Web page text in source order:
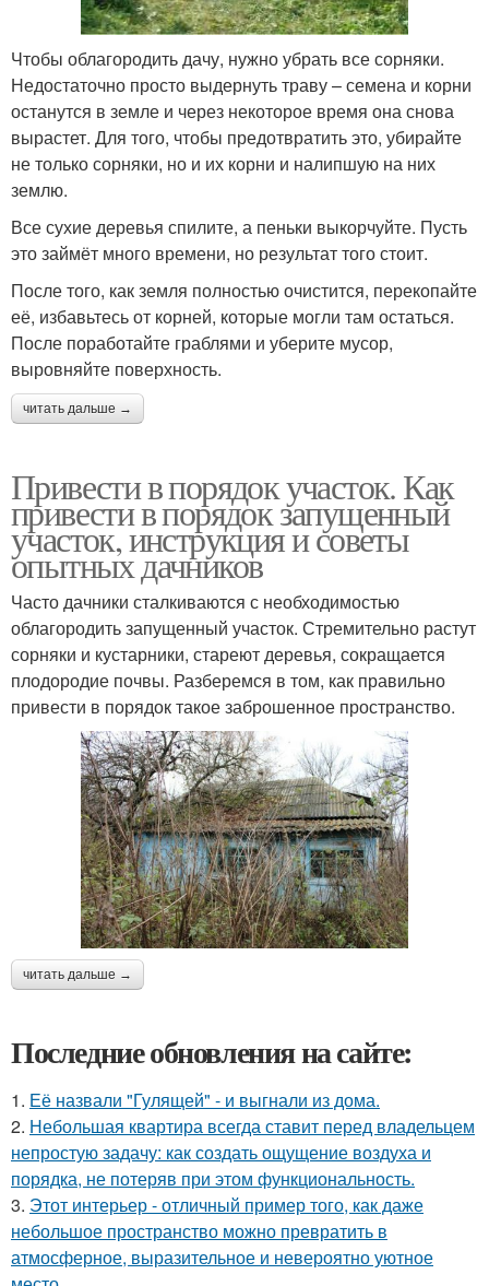
Чтобы облагородить дачу, нужно убрать все сорняки.
Недостаточно просто выдернуть траву – семена и корни
останутся в земле и через некоторое время она снова
вырастет. Для того, чтобы предотвратить это, убирайте
не только сорняки, но и их корни и налипшую на них
землю.
Все сухие деревья спилите, а пеньки выкорчуйте. Пусть
это займёт много времени, но результат того стоит.
После того, как земля полностью очистится, перекопайте
её, избавьтесь от корней, которые могли там остаться.
После поработайте граблями и уберите мусор,
выровняйте поверхность.
читать дальше →
Привести в порядок участок. Как
привести в порядок запущенный
участок, инструкция и советы
опытных дачников
Часто дачники сталкиваются с необходимостью
облагородить запущенный участок. Стремительно растут
сорняки и кустарники, стареют деревья, сокращается
плодородие почвы. Разберемся в том, как правильно
привести в порядок такое заброшенное пространство.
читать дальше →
Последние обновления на сайте:
1. Её назвали "Гулящей" - и выгнали из дома.
2. Небольшая квартира всегда ставит перед владельцем
непростую задачу: как создать ощущение воздуха и
порядка, не потеряв при этом функциональность.
3. Этот интерьер - отличный пример того, как даже
небольшое пространство можно превратить в
атмосферное, выразительное и невероятно уютное